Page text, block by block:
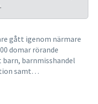
gått igenom närmare
domar rörande
barnmisshandel
samt
I den nya
och dessutom